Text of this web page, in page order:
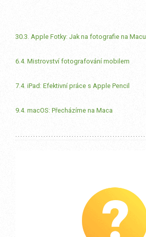
30.3. Apple Fotky: Jak na fotografie na Macu
6.4. Mistrovství fotografování mobilem
7.4. iPad: Efektivní práce s Apple Pencil
9.4. macOS: Přecházíme na Maca